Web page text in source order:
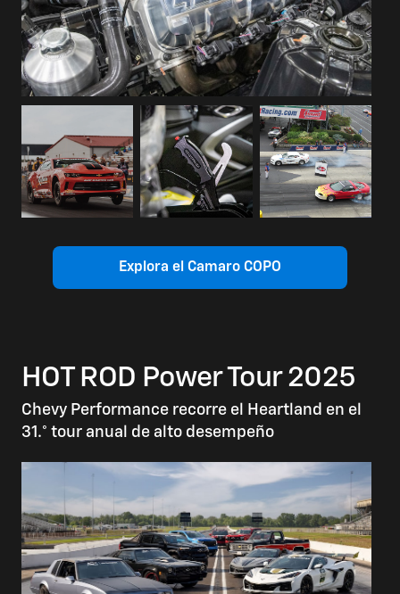
Explora el Camaro COPO
HOT ROD Power Tour 2025
Chevy Performance recorre el Heartland en el
31.° tour anual de alto desempeño